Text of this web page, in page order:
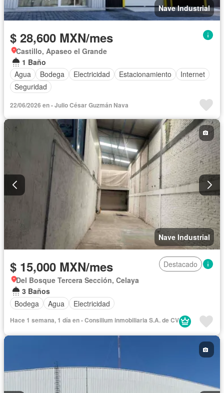
Nave Industrial
$ 28,600 MXN/mes
Castillo, Apaseo el Grande
1 Baño
Agua
Bodega Electricidad Estacionamiento
Internet
Seguridad
22/06/2026 en - Julio César Guzmán Nava
Nave Industrial
$ 15,000 MXN/mes
Destacado
Del Bosque Tercera Sección, Celaya
3 Baños
Bodega
Agua Electricidad
Hace 1 semana, 1 día en - Consilium inmobiliaria S.A. de CV